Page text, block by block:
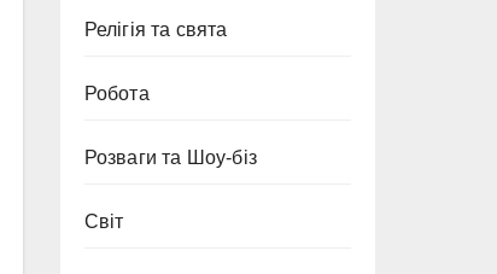
Релігія та свята
Робота
Розваги та Шоу-біз
Світ